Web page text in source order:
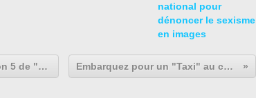
national pour
dénoncer le sexisme
en images
En attendant (ou pas) la saison 5 de "Game of Thrones" Embarquez pour un "Taxi" au coeur de Téhéran